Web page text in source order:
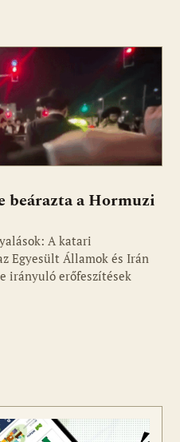
beárazta a Hormuzi
A katari
Egyesült Államok és Irán
irányuló erőfeszítések